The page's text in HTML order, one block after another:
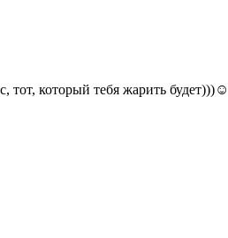
тот, который тебя жарить будет)))☺